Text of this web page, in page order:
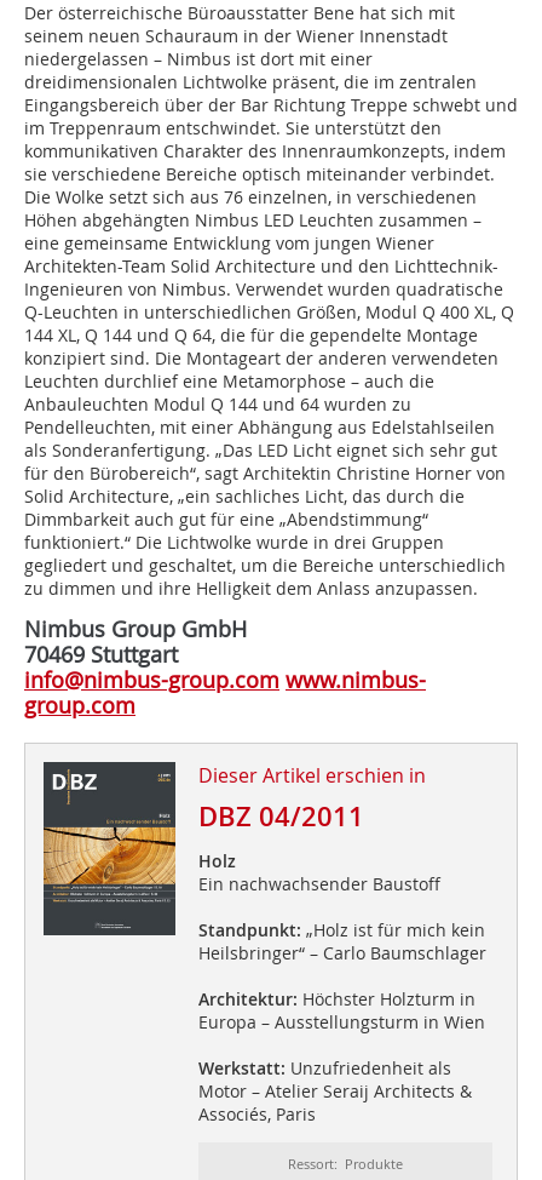
Der österreichische Büroausstatter Bene hat sich mit
seinem neuen Schauraum in der Wiener Innenstadt
niedergelassen – Nimbus ist dort mit einer
dreidimensionalen Lichtwolke präsent, die im zentralen
Eingangsbereich über der Bar Richtung Treppe schwebt und
im Treppenraum entschwindet. Sie unterstützt den
kommunikativen Charakter des Innenraumkonzepts, indem
sie verschiedene Bereiche optisch miteinander verbindet.
Die Wolke setzt sich aus 76 einzelnen, in verschiedenen
Höhen abgehängten Nimbus LED Leuchten zusammen –
eine gemeinsame Entwicklung vom jungen Wiener
Architekten-Team Solid Architecture und den Lichttechnik-
Ingenieuren von Nimbus. Verwendet wurden quadratische
Q-Leuchten in unterschiedlichen Größen, Modul Q 400 XL, Q
144 XL, Q 144 und Q 64, die für die gependelte Montage
konzipiert sind. Die Montageart der anderen verwendeten
Leuchten durchlief eine Metamorphose – auch die
Anbauleuchten Modul Q 144 und 64 wurden zu
Pendelleuchten, mit einer Abhängung aus Edelstahlseilen
als Sonderanfertigung. „Das LED Licht eignet sich sehr gut
für den Bürobereich“, sagt Architektin Christine Horner von
Solid Architecture, „ein sachliches Licht, das durch die
Dimmbarkeit auch gut für eine „Abendstimmung“
funktioniert.“ Die Lichtwolke wurde in drei Gruppen
gegliedert und geschaltet, um die Bereiche unterschiedlich
zu dimmen und ihre Helligkeit dem Anlass anzupassen.
Nimbus Group GmbH
70469 Stuttgart
info@nimbus-group.com www.nimbus-
group.com
Dieser Artikel erschien in
DBZ 04/2011
Holz
Ein nachwachsender Baustoff
Standpunkt: „Holz ist für mich kein
Heilsbringer“ – Carlo Baumschlager
Architektur: Höchster Holzturm in
Europa – Ausstellungsturm in Wien
Werkstatt: Unzufriedenheit als
Motor – Atelier Seraij Architects &
Associés, Paris
Ressort: Produkte